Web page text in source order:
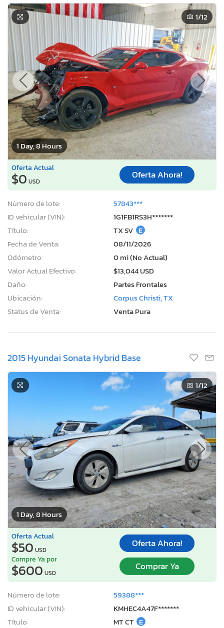
1 Day, 8 Hours
1/12
Oferta Actual
$0 USD
Oferta Ahora!
Número de lote:
57843***
ID vehicular (VIN):
1G1FB1RS3H*******
Título:
TX SV E
Fecha de Venta:
08/11/2026
Odómetro:
0 mi (No Actual)
Valor Actual Efectivo:
$13,044 USD
Daño:
Partes Frontales
Ubicación:
Corpus Christi, TX
Status de Venta:
Venta Pura
2015 Hyundai Sonata Hybrid Base
1 Day, 8 Hours
1/12
Oferta Actual
$50 USD
Oferta Ahora!
Compre Ya por
$600 USD
Comprar Ya
Número de lote:
59388***
ID vehicular (VIN):
KMHEC4A47F*******
Título:
MT CT E